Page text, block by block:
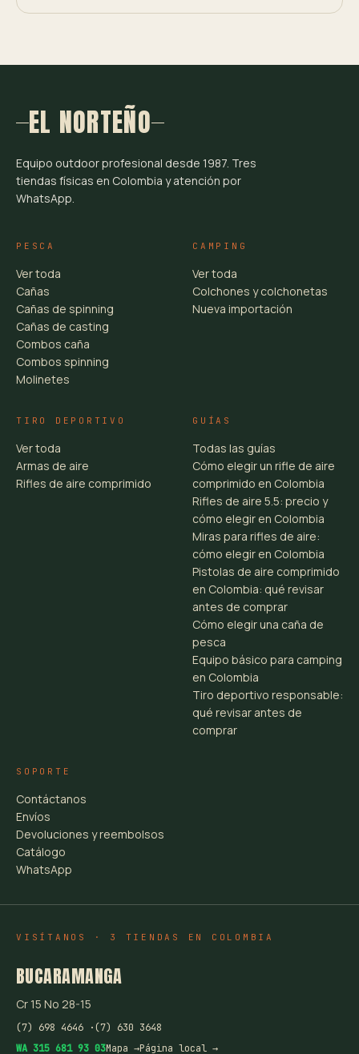
EL NORTEÑO
Equipo outdoor profesional desde 1987. Tres
tiendas físicas en Colombia y atención por
WhatsApp.
PESCA
Ver toda
Cañas
Cañas de spinning
Cañas de casting
Combos caña
Combos spinning
Molinetes
CAMPING
Ver toda
Colchones y colchonetas
Nueva importación
TIRO DEPORTIVO
Ver toda
Armas de aire
Rifles de aire comprimido
GUÍAS
Todas las guías
Cómo elegir un rifle de aire
comprimido en Colombia
Rifles de aire 5.5: precio y
cómo elegir en Colombia
Miras para rifles de aire:
cómo elegir en Colombia
Pistolas de aire comprimido
en Colombia: qué revisar
antes de comprar
Cómo elegir una caña de
pesca
Equipo básico para camping
en Colombia
Tiro deportivo responsable:
qué revisar antes de
comprar
SOPORTE
Contáctanos
Envíos
Devoluciones y reembolsos
Catálogo
WhatsApp
VISÍTANOS · 3 TIENDAS EN COLOMBIA
BUCARAMANGA
Cr 15 No 28-15
(7) 698 4646 ·(7) 630 3648
WA 315 681 93 03Mapa →Página local →